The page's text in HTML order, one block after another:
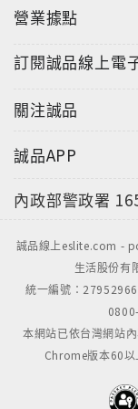
營業據點
訂閱誠品線上電
關注誠品
誠品APP
內政部警政署
誠品線上eslite.com -
生活股份
統一編號：
本網站已依台灣網站
Chrome版本60